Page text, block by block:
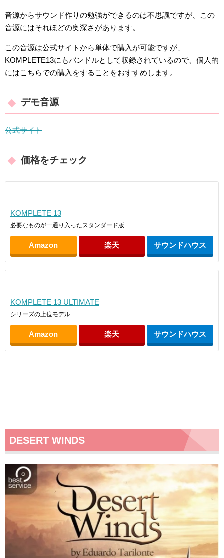
音源からサウンド作りの勉強ができるのは不思議ですが、この
音源にはそれほどの奥深さがあります。
この音源は公式サイトから単体で購入が可能ですが、
KOMPLETE13にもバンドルとして収録されているので、個人的
にはこちらでの購入をすることをおすすめします。
デモ音源
公式サイト
価格をチェック
KOMPLETE 13
必要なものが一通り入ったスタンダード版
Amazon 楽天 サウンドハウス
KOMPLETE 13 ULTIMATE
シリーズの上位モデル
Amazon 楽天 サウンドハウス
DESERT WINDS